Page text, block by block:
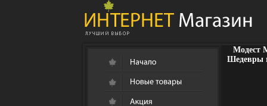
Модест
Шедевры